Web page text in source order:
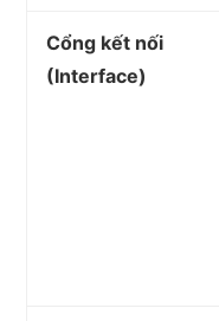
Cổng kết nối
(Interface)